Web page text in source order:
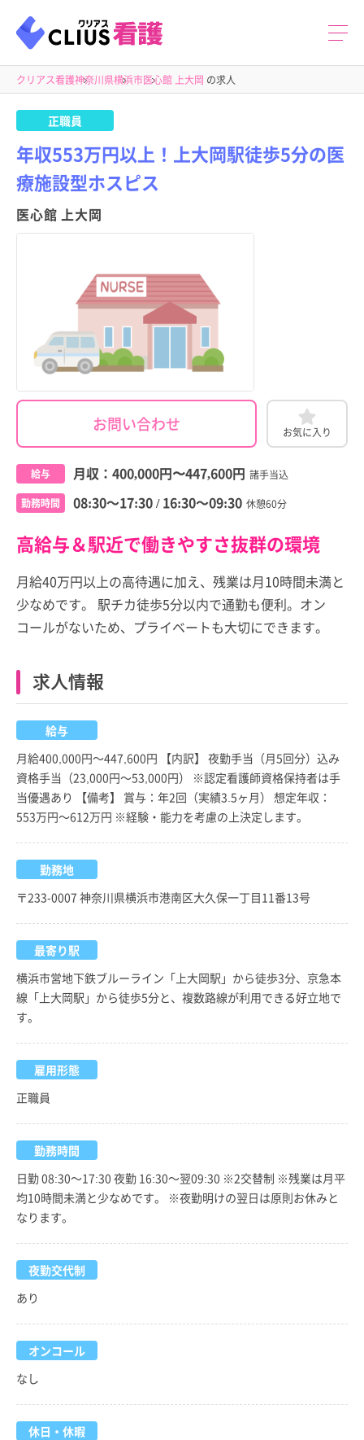
クリアス看護神奈川県横浜市医心館 上大岡 の求人
正職員
年収553万円以上！上大岡駅徒歩5分の医
療施設型ホスピス
医心館 上大岡
お問い合わせ お気に入り
給与 月収： 400,000円〜447,600円 諸手当込
勤務時間 08:30～17:30 / 16:30～09:30 休憩60分
高給与＆駅近で働きやすさ抜群の環境
月給40万円以上の高待遇に加え、残業は月10時間未満と
少なめです。 駅チカ徒歩5分以内で通勤も便利。オン
コールがないため、プライベートも大切にできます。
求人情報
給与
月給400,000円～447,600円 【内訳】 夜勤手当（月5回分）込み
資格手当（23,000円～53,000円） ※認定看護師資格保持者は手
当優遇あり 【備考】 賞与：年2回（実績3.5ヶ月） 想定年収：
553万円～612万円 ※経験・能力を考慮の上決定します。
勤務地
〒233-0007 神奈川県横浜市港南区大久保一丁目11番13号
最寄り駅
横浜市営地下鉄ブルーライン「上大岡駅」から徒歩3分、京急本
線「上大岡駅」から徒歩5分と、複数路線が利用できる好立地で
す。
雇用形態
正職員
勤務時間
日勤 08:30～17:30 夜勤 16:30～翌09:30 ※2交替制 ※残業は月平
均10時間未満と少なめです。 ※夜勤明けの翌日は原則お休みと
なります。
夜勤交代制
あり
オンコール
なし
休日・休暇